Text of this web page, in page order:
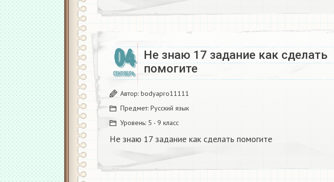
04
СЕНТЯБРЬ
Не знаю 17 задание как сделать
помогите
Автор: bodyapro11111
Предмет: Русский язык
Уровень: 5 - 9 класс
Не знаю 17 задание как сделать помогите